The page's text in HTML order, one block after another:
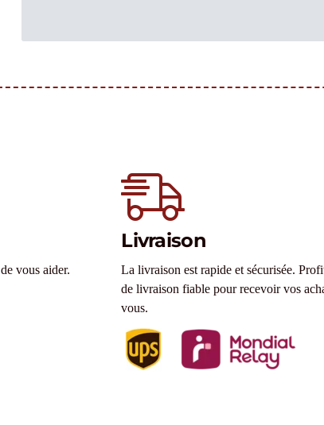
vous aider.
Livraison
La livraison est rapide et sécurisée.
de livraison fiable pour recevoir vos
vous.